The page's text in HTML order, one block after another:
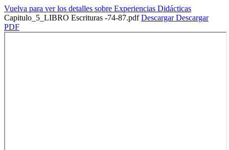
Vuelva para ver los detalles sobre Experiencias Didácticas
Capitulo_5_LIBRO Escrituras -74-87.pdfDescargarDescargar
PDF